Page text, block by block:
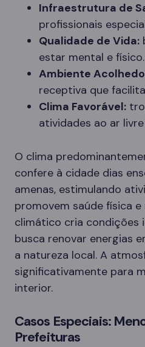
Infraestrutura de
profissionais
Qualidade de Vida:
estar mental e físico.
Ambiente
receptiva que
Clima Favorável:
atividades ao ar
O clima
confere à cidade dias
amenas, estimulando
promovem saúde física
climático cria condições
busca renovar energias
a natureza local. A
significativamente para
interior.
Casos Especiais:
Prefeituras